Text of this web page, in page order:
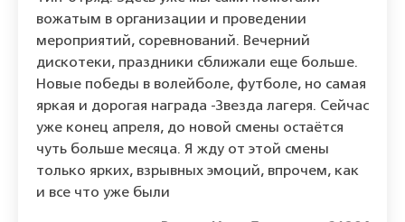
вожатым в организации и проведении
мероприятий, соревнований. Вечерний
дискотеки, праздники сближали еще больше.
Новые победы в волейболе, футболе, но самая
яркая и дорогая награда -Звезда лагеря. Сейчас
уже конец апреля, до новой смены остаётся
чуть больше месяца. Я жду от этой смены
только ярких, взрывных эмоций, впрочем, как
и все что уже были